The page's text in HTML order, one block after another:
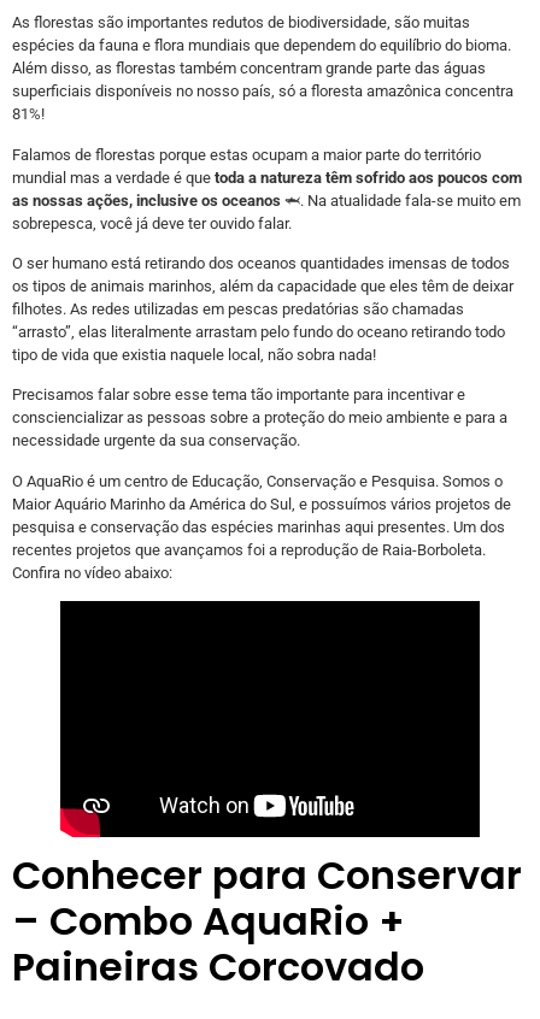
As florestas são importantes redutos de biodiversidade, são muitas
espécies da fauna e flora mundiais que dependem do equilíbrio do bioma.
Além disso, as florestas também concentram grande parte das águas
superficiais disponíveis no nosso país, só a floresta amazônica concentra
81%!
Falamos de florestas porque estas ocupam a maior parte do território
mundial mas a verdade é que toda a natureza têm sofrido aos poucos com
as nossas ações, inclusive os oceanos 🦈. Na atualidade fala-se muito em
sobrepesca, você já deve ter ouvido falar.
O ser humano está retirando dos oceanos quantidades imensas de todos
os tipos de animais marinhos, além da capacidade que eles têm de deixar
filhotes. As redes utilizadas em pescas predatórias são chamadas
“arrasto”, elas literalmente arrastam pelo fundo do oceano retirando todo
tipo de vida que existia naquele local, não sobra nada!
Precisamos falar sobre esse tema tão importante para incentivar e
consciencializar as pessoas sobre a proteção do meio ambiente e para a
necessidade urgente da sua conservação.
O AquaRio é um centro de Educação, Conservação e Pesquisa. Somos o
Maior Aquário Marinho da América do Sul, e possuímos vários projetos de
pesquisa e conservação das espécies marinhas aqui presentes. Um dos
recentes projetos que avançamos foi a reprodução de Raia-Borboleta.
Confira no vídeo abaixo:
Conhecer para Conservar
– Combo AquaRio +
Paineiras Corcovado